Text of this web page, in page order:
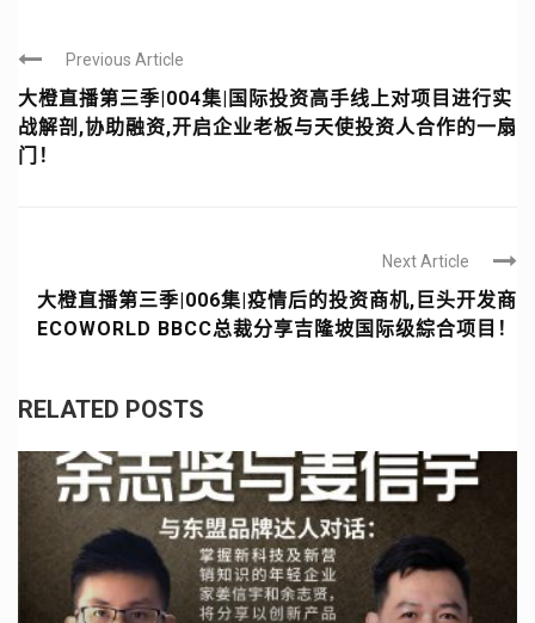
Previous Article
大橙直播第三季|004集|国际投资高手线上对项目进行实
战解剖,协助融资,开启企业老板与天使投资人合作的一扇
门！
Next Article
大橙直播第三季|006集|疫情后的投资商机,巨头开发商
ECOWORLD BBCC总裁分享吉隆坡国际级綜合项目！
RELATED POSTS